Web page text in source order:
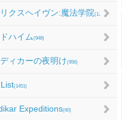
クスヘイヴン:魔法学院(1214)
ハイム (948)
ィカーの夜明け(956)
(1451)
Expeditions(60)